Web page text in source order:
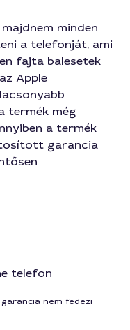
minden
a telefonját, ami
fajta balesetek
Apple
termék még
a termék
garancia
nem fedezi